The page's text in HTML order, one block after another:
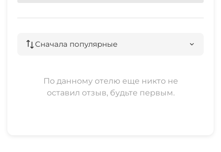
Сначала популярные
По данному отелю еще никто не
оставил отзыв, будьте первым.